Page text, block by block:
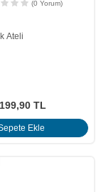
(0 Yorum)
Ateli
199,90 TL
Ekle